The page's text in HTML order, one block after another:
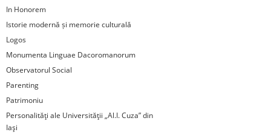
In Honorem
Istorie modernă și memorie culturală
Logos
Monumenta Linguae Dacoromanorum
Observatorul Social
Parenting
Patrimoniu
Personalităţi ale Universităţii „Al.I. Cuza” din
Iaşi